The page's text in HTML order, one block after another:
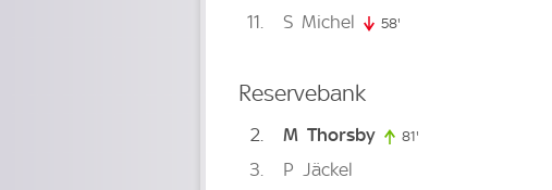
11 S Michel 58'
Reservebank
2 M Thorsby 81'
3 P
Jäckel